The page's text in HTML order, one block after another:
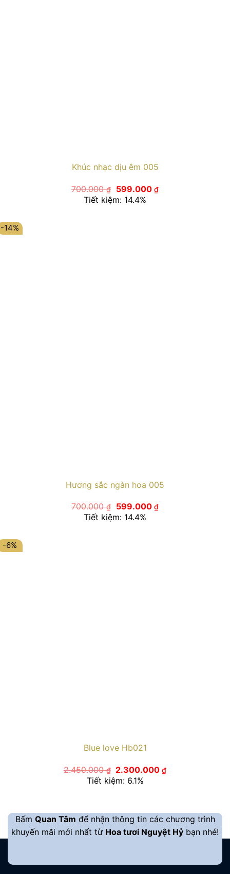
Khúc nhạc dịu êm 005
700.000₫
Giá
gốc
là:
599.000 ₫Giá
hiện
Tiết kiệm: 14.4%
-14%
Hương sắc ngàn hoa 005
700.000₫
Giá
gốc
là:
599.000 ₫Giá
hiện
Tiết kiệm: 14.4%
-6%
Blue love Hb021
2.450.000₫
Giá
gốc
là:
2.300.000₫Giá
Tiết kiệm: 6.1%
Bấm Quan Tâm để nhận thông tin các chương trình
khuyến mãi mới nhất từ Hoa tươi Nguyệt Hỷ bạn nhé!